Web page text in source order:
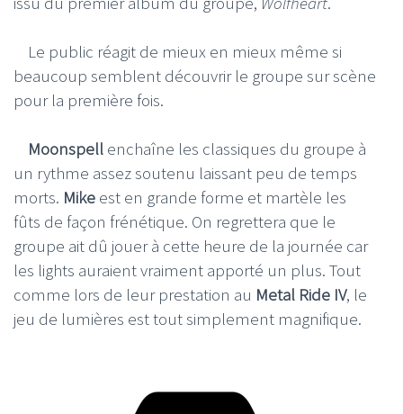
Le public réagit de mieux en mieux même si
beaucoup semblent découvrir le groupe sur scène
pour la première fois.
Moonspell enchaîne les classiques du groupe à
un rythme assez soutenu laissant peu de temps
morts. Mike est en grande forme et martèle les
fûts de façon frénétique. On regrettera que le
groupe ait dû jouer à cette heure de la journée car
les lights auraient vraiment apporté un plus. Tout
comme lors de leur prestation au Metal Ride IV, le
jeu de lumières est tout simplement magnifique.